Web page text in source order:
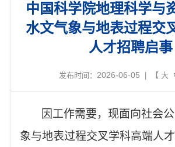
中国科学院地理科学与
水文气象与地表过程交
人才招聘启事
发布时间： 2026-06-05 | 【 大
因工作需要，现面向社会
象与地表过程交叉学科高端人才